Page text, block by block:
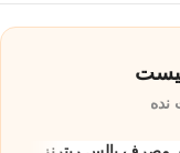
نده